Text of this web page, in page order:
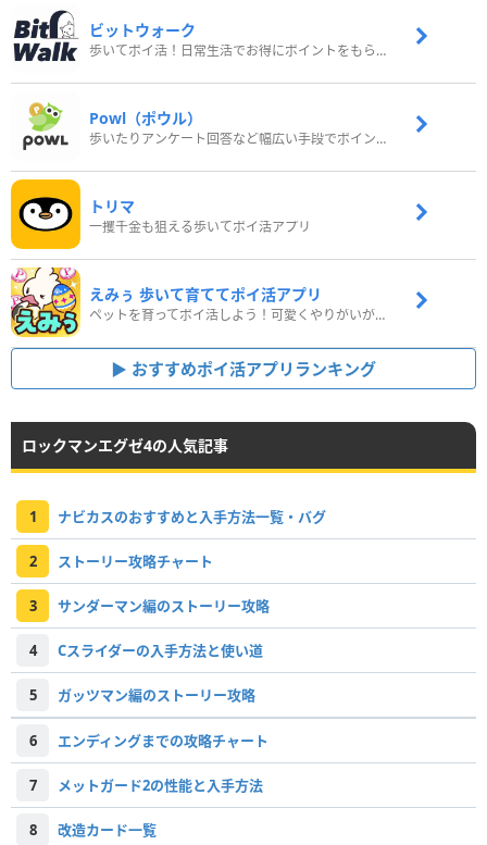
ビットウォーク
歩いてポイ活！日常生活でお得にポイントをもらおう
Powl（ポウル）
歩いたりアンケート回答など幅広い手段でポイントをゲット
トリマ
一攫千金も狙える歩いてポイ活アプリ
えみぅ 歩いて育ててポイ活アプリ
ペットを育ってポイ活しよう！可愛くやりがいがある新感覚アプリ
おすすめポイ活アプリランキング
ロックマンエグゼ4の人気記事
1 ナビカスのおすすめと入手方法一覧・バグ
2 ストーリー攻略チャート
3 サンダーマン編のストーリー攻略
4 Cスライダーの入手方法と使い道
5 ガッツマン編のストーリー攻略
6 エンディングまでの攻略チャート
7 メットガード2の性能と入手方法
8 改造カード一覧